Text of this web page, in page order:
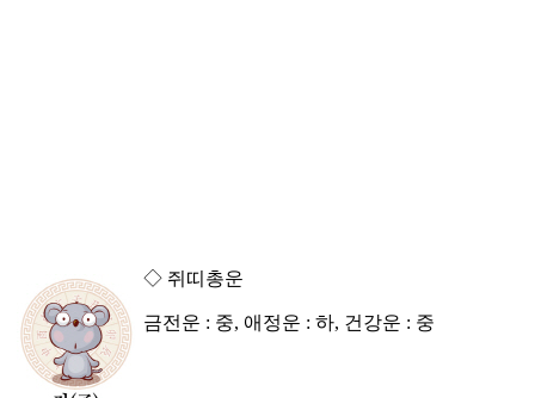
◇ 쥐띠총운
금전운 : 중, 애정운 : 하, 건강운 : 중